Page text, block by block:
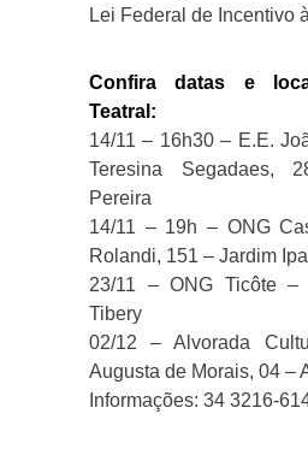
Lei Federal de Incentivo
Confira datas e
Teatral:
14/11 – 16h30 – E.E.
Teresina Segadaes,
Pereira
14/11 – 19h – ONG
Rolandi, 151 – Jardim
23/11 – ONG Ticôte
Tibery
02/12 – Alvorada
Augusta de Morais, 04 –
Informações: 34 3216-